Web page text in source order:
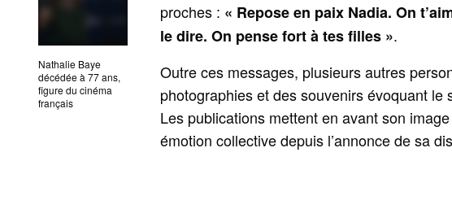
Nathalie Baye
décédée à 77 ans,
figure du cinéma
français
proches : « Repose en paix Nadia. On
le dire. On pense fort à tes filles ».
Outre ces messages, plusieurs autres
photographies et des souvenirs évoquant
Les publications mettent en avant son
émotion collective depuis l’annonce de sa